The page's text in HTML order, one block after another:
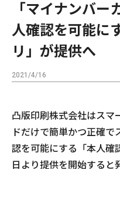
「マイナンバー
人確認を可能に
リ」が提供へ
2021/4/16
凸版印刷株式会社はスマ
ドだけで簡単かつ正確で
認を可能にする「本人確
日より提供を開始すると